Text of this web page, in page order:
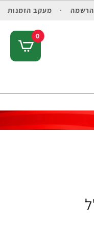
הרשמה מעקב הזמנות
0